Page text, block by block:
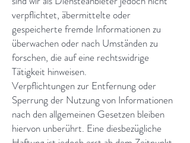
verpflichtet, äbermittelte oder
gespeicherte fremde Informationen zu
überwachen oder nach Umständen zu
forschen, die auf eine rechtswidrige
Tätigkeit hinweisen.
Verpflichtungen zur Entfernung oder
Sperrung der Nutzung von Informationen
nach den allgemeinen Gesetzen bleiben
hiervon unberührt. Eine diesbezügliche